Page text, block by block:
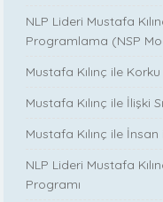
NLP Lideri Mustafa
Programlama (NSP
Mustafa Kılınç ile Korku
Mustafa Kılınç ile İlişki
Mustafa Kılınç ile İnsan
NLP Lideri Mustafa
Programı